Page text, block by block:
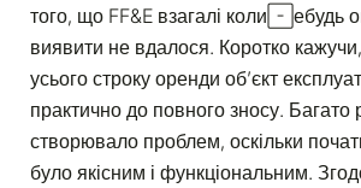
того, що FF&E взагалі коли-небудь
виявити не вдалося. Коротко
усього строку оренди об’єкт
практично до повного зносу. Багато
створювало проблем, оскільки
було якісним і функціональним.